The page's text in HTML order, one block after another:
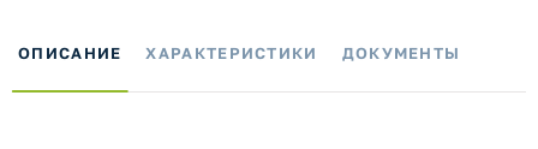
ОПИСАНИЕ ХАРАКТЕРИСТИКИ ДОКУМЕНТЫ